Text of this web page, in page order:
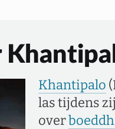
Khantipalo
las tijdens
over